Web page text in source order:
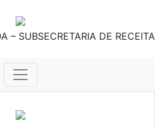
– SUBSECRETARIA DE RECEITA